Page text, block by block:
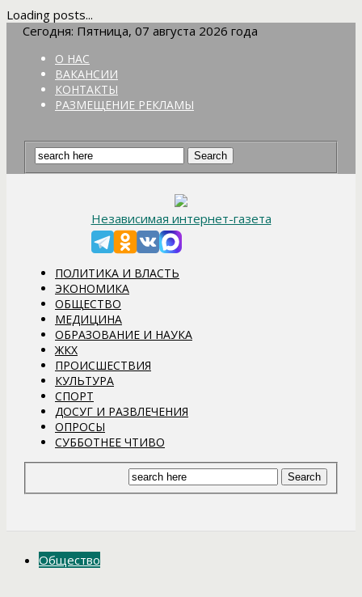
Loading posts...
Сегодня: Пятница, 07 августа 2026 года
О НАС
ВАКАНСИИ
КОНТАКТЫ
РАЗМЕЩЕНИЕ РЕКЛАМЫ
Независимая интернет-газета
ПОЛИТИКА И ВЛАСТЬ
ЭКОНОМИКА
ОБЩЕСТВО
МЕДИЦИНА
ОБРАЗОВАНИЕ И НАУКА
ЖКХ
ПРОИСШЕСТВИЯ
КУЛЬТУРА
СПОРТ
ДОСУГ И РАЗВЛЕЧЕНИЯ
ОПРОСЫ
СУББОТНЕЕ ЧТИВО
Общество